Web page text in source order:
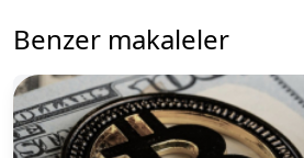
Benzer makaleler